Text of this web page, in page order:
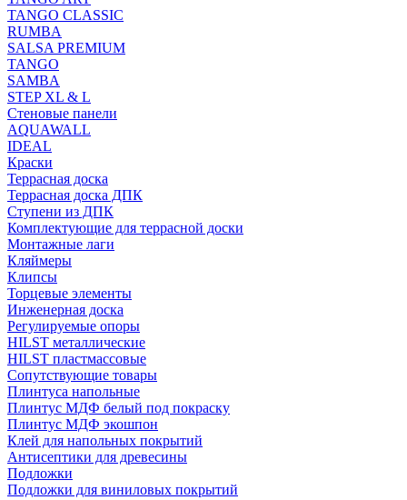
TANGO CLASSIC
RUMBA
SALSA PREMIUM
TANGO
SAMBA
STEP XL & L
Стеновые панели
AQUAWALL
IDEAL
Краски
Террасная доска
Террасная доска ДПК
Ступени из ДПК
Комплектующие для террасной доски
Монтажные лаги
Кляймеры
Клипсы
Торцевые элементы
Инженерная доска
Регулируемые опоры
HILST металлические
HILST пластмассовые
Сопутствующие товары
Плинтуса напольные
Плинтус МДФ белый под покраску
Плинтус МДФ экошпон
Клей для напольных покрытий
Антисептики для древесины
Подложки
Подложки для виниловых покрытий